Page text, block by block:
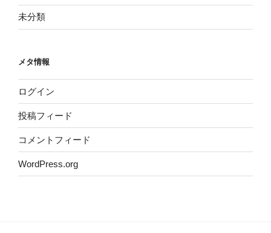
未分類
メタ情報
ログイン
投稿フィード
コメントフィード
WordPress.org